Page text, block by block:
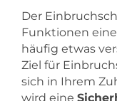
Der
Funktionen
häufig etwas
Ziel für
sich in Ihrem
wird eine